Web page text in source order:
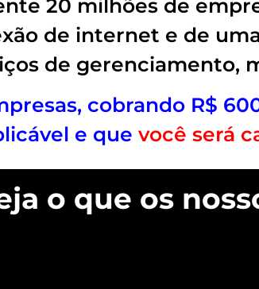
20 milhões de
de internet e de
de gerenciamento,
cobrando R$
e que você será
o que os